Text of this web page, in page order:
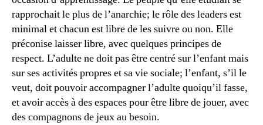
rapprochait le plus de l’anarchie; le rôle des leaders est
minimal et chacun est libre de les suivre ou non. Elle
préconise laisser libre, avec quelques principes de
respect. L’adulte ne doit pas être centré sur l’enfant mais
sur ses activités propres et sa vie sociale; l’enfant, s’il le
veut, doit pouvoir accompagner l’adulte quoiqu’il fasse,
et avoir accès à des espaces pour être libre de jouer, avec
des compagnons de jeux au besoin.